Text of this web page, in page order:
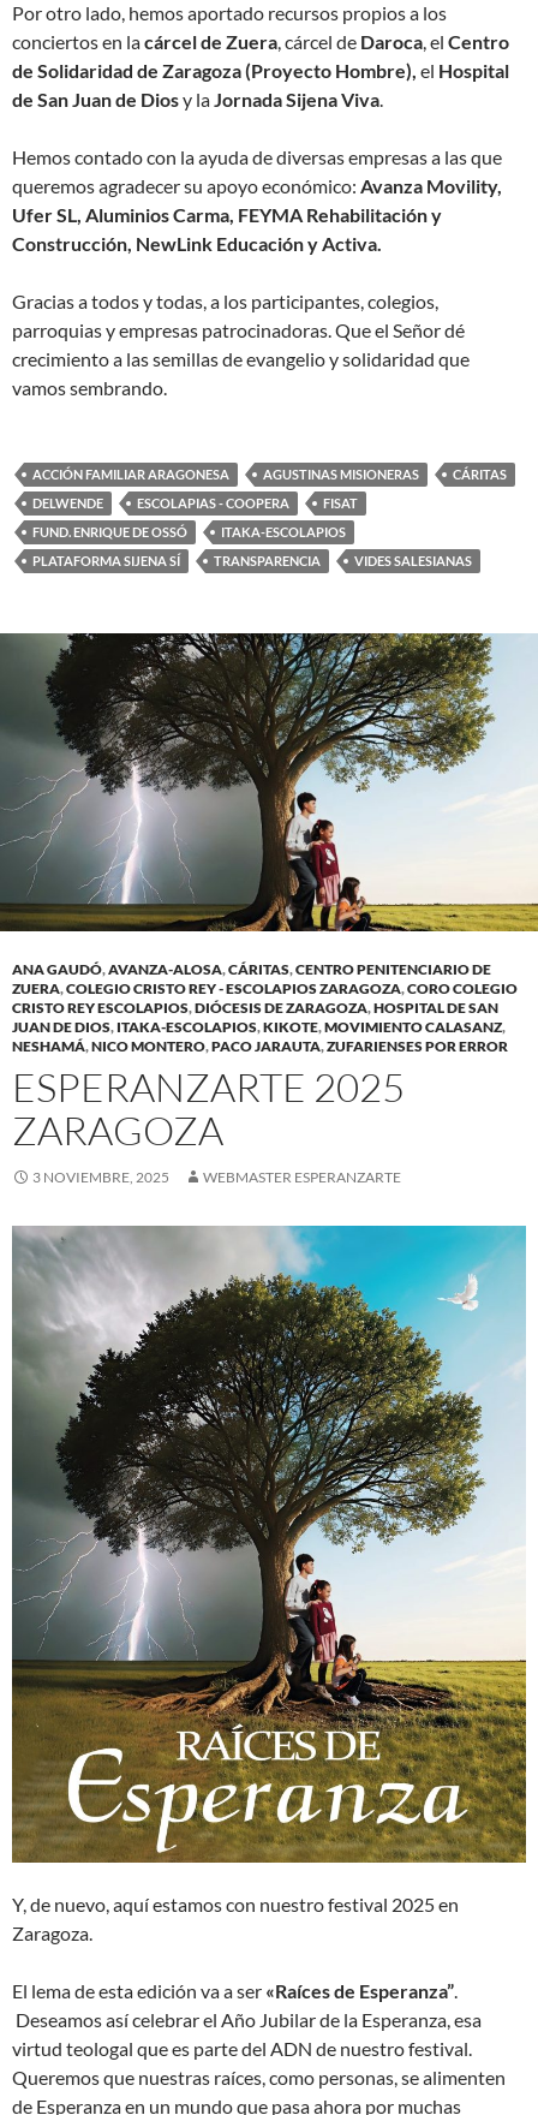
Por otro lado, hemos aportado recursos propios a los
conciertos en lacárcel de Zuera, cárcel de Daroca, el Centro
de Solidaridad de Zaragoza (Proyecto Hombre), el Hospital
de San Juan de Diosy laJornada Sijena Viva.
Hemos contado con la ayuda de diversas empresas a las que
queremos agradecer su apoyo económico: Avanza Movility,
Ufer SL, Aluminios Carma, FEYMA Rehabilitación y
Construcción, NewLink Educación y Activa.
Gracias a todos y todas, a los participantes, colegios,
parroquias y empresas patrocinadoras. Que el Señor dé
crecimiento a las semillas de evangelio y solidaridad que
vamos sembrando.
ACCIÓN FAMILIAR ARAGONESA AGUSTINAS MISIONERAS
CÁRITAS
DELWENDE
ESCOLAPIAS - COOPERA
FISAT
FUND. ENRIQUE DE OSSÓ
ITAKA-ESCOLAPIOS
PLATAFORMA SIJENA SÍ
TRANSPARENCIA VIDES SALESIANAS
ANA GAUDÓ,AVANZA-ALOSA,CÁRITAS,CENTRO PENITENCIARIO DE
ZUERA,COLEGIO CRISTO REY - ESCOLAPIOS ZARAGOZA,CORO COLEGIO
CRISTO REY ESCOLAPIOS,DIÓCESIS DE ZARAGOZA,HOSPITAL DE SAN
JUAN DE DIOS, ITAKA-ESCOLAPIOS,KIKOTE,MOVIMIENTO CALASANZ,
NESHAMÁ,NICO MONTERO,PACO JARAUTA,ZUFARIENSES POR ERROR
ESPERANZARTE 2025
ZARAGOZA
3 NOVIEMBRE, 2025 WEBMASTER ESPERANZARTE
Y, de nuevo, aquí estamos con nuestro festival 2025 en
Zaragoza.
El lema de esta edición va a ser «Raíces de Esperanza”.
Deseamos así celebrar el Año Jubilar de la Esperanza, esa
virtud teologal que es parte del ADN de nuestro festival.
Queremos que nuestras raíces, como personas, se alimenten
de Esperanza en un mundo que pasa ahora por muchas